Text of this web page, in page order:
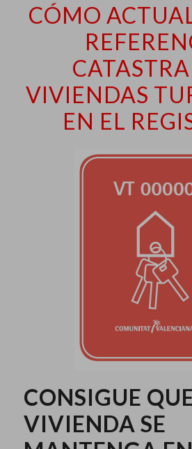
CÓMO
VIVIENDAS
EN EL
CONSIGUE
VIVIENDA SE